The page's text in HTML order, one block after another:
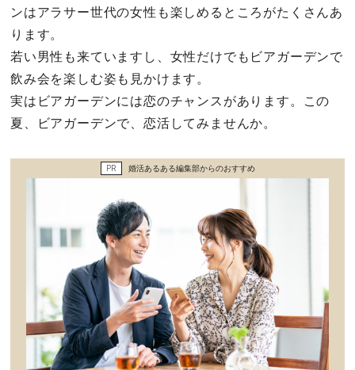
不倫・だめ男
感動
驚き
ンはアラサー世代の女性も楽しめるところがたくさんあ
ります。
若い男性も来ていますし、女性だけでもビアガーデンで
飲み会を楽しむ姿も見かけます。
実はビアガーデンには恋のチャンスがあります。この
夏、ビアガーデンで、恋活してみませんか。
PR 婚活あるある編集部からのおすすめ